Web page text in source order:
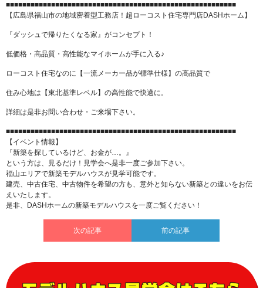
■■■■■■■■■■■■■■■■■■■■■■■■■■■■■■■■■■■■■■■■■■■■■■■■■■■■■■■■
【広島県福山市の地域密着型工務店！超ローコスト住宅専門店DASHホーム】
『ダッシュで帰りたくなる家』がコンセプト！
低価格・高品質・高性能なマイホームが手に入る♪
ローコスト住宅なのに【一流メーカー品が標準仕様】の高品質で
住み心地は【東北基準レベル】の高性能で快適に。
詳細は是非お問い合わせ・ご来場下さい。
■■■■■■■■■■■■■■■■■■■■■■■■■■■■■■■■■■■■■■■■■■■■■■■■■■■■■■■■
【イベント情報】
『新築を探しているけど、お金が…。』
という方は、見るだけ！見学会へ是非一度ご参加下さい。
福山エリアで新築モデルハウスが見学可能です。
建売、中古住宅、中古物件を希望の方も、意外と知らない新築との違いをお伝
えいたします。
是非、DASHホームの新築モデルハウスを一度ご覧ください！
次の記事 前の記事